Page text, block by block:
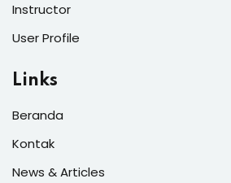
Instructor
User Profile
Links
Beranda
Kontak
News & Articles